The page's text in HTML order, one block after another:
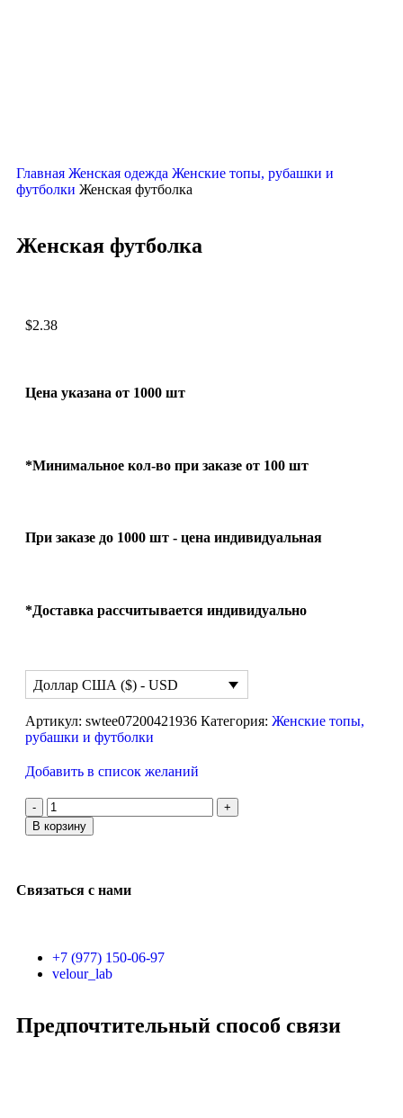
Главная Женская одежда Женские топы, рубашки и
футболки Женская футболка
Женская футболка
$2.38
Цена указана от 1000 шт
*Минимальное кол-во при заказе от 100 шт
При заказе до 1000 шт - цена индивидуальная
*Доставка рассчитывается индивидуально
Доллар США ($) - USD
Артикул: swtee07200421936 Категория: Женские топы,
рубашки и футболки
Добавить в список желаний
В корзину
Связаться с нами
+7 (977) 150-06-97
velour_lab
Предпочтительный способ связи